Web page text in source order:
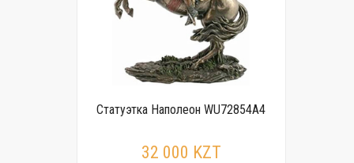
Статуэтка Наполеон WU72854A4
32 000 KZT